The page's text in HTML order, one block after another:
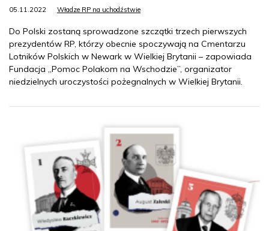
05.11.2022 Władze RP na uchodźstwie
Do Polski zostaną sprowadzone szczątki trzech pierwszych
prezydentów RP, którzy obecnie spoczywają na Cmentarzu
Lotników Polskich w Newark w Wielkiej Brytanii – zapowiada
Fundacja „Pomoc Polakom na Wschodzie”, organizator
niedzielnych uroczystości pożegnalnych w Wielkiej Brytanii.